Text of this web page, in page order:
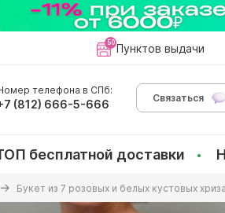
Пунктов выдачи
телефона в СПб:
(812) 666-5-666
Связаться
бесплатной доставки
Букет из 7 розовых и белых кустовых